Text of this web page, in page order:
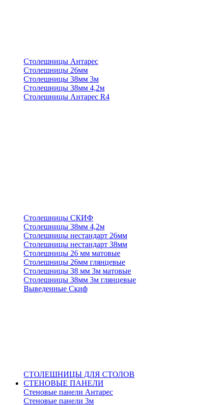
Столешницы Антарес
Столешницы 26мм
Столешницы 38мм 3м
Столешницы 38мм 4,2м
Столешницы Антарес R4
Столешницы СКИФ
Столешницы 38мм 4,2м
Столешницы нестандарт 26мм
Столешницы нестандарт 38мм
Столешницы 26 мм матовые
Столешницы 26мм глянцевые
Столешницы 38 мм 3м матовые
Столешницы 38мм 3м глянцевые
Выведенные Скиф
СТОЛЕШНИЦЫ ДЛЯ СТОЛОВ
СТЕНОВЫЕ ПАНЕЛИ
Стеновые панели Антарес
Стеновые панели 3м